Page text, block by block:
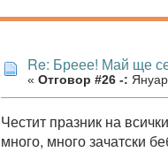
Re: Бреее! Май ще
« Отговор #26 -:
Честит празник на
много, много зачатски